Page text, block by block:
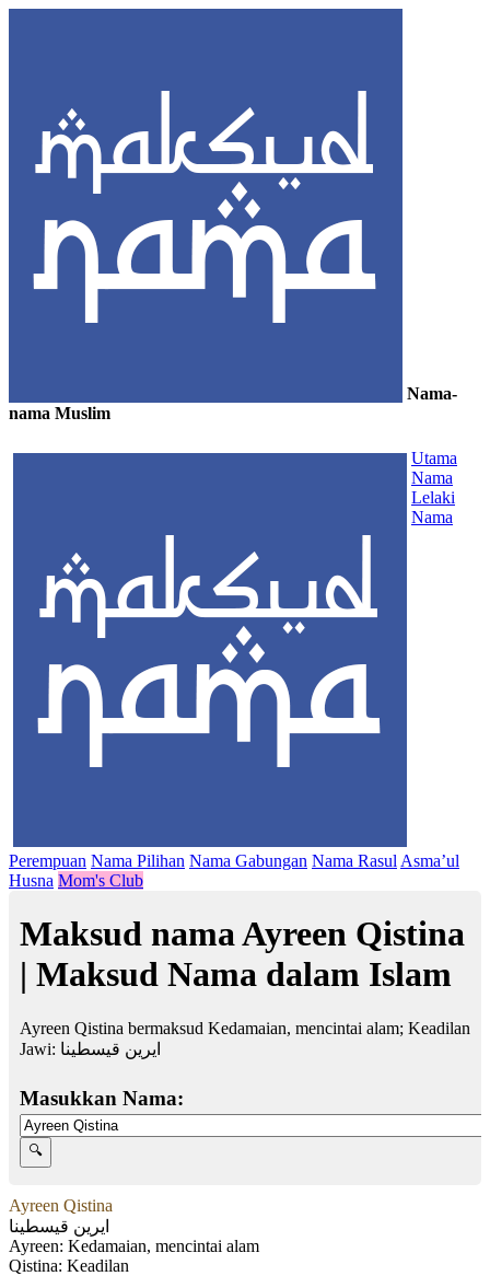
Nama-
nama Muslim
Utama
Nama
Lelaki
Nama
Perempuan Nama Pilihan Nama Gabungan Nama Rasul Asma’ul
Husna Mom's Club
Maksud nama Ayreen Qistina
| Maksud Nama dalam Islam
Ayreen Qistina bermaksud Kedamaian, mencintai alam; Keadilan
Jawi: ايرين قيسطينا
Masukkan Nama:
Ayreen Qistina
ايرين قيسطينا
Ayreen: Kedamaian, mencintai alam
Qistina: Keadilan